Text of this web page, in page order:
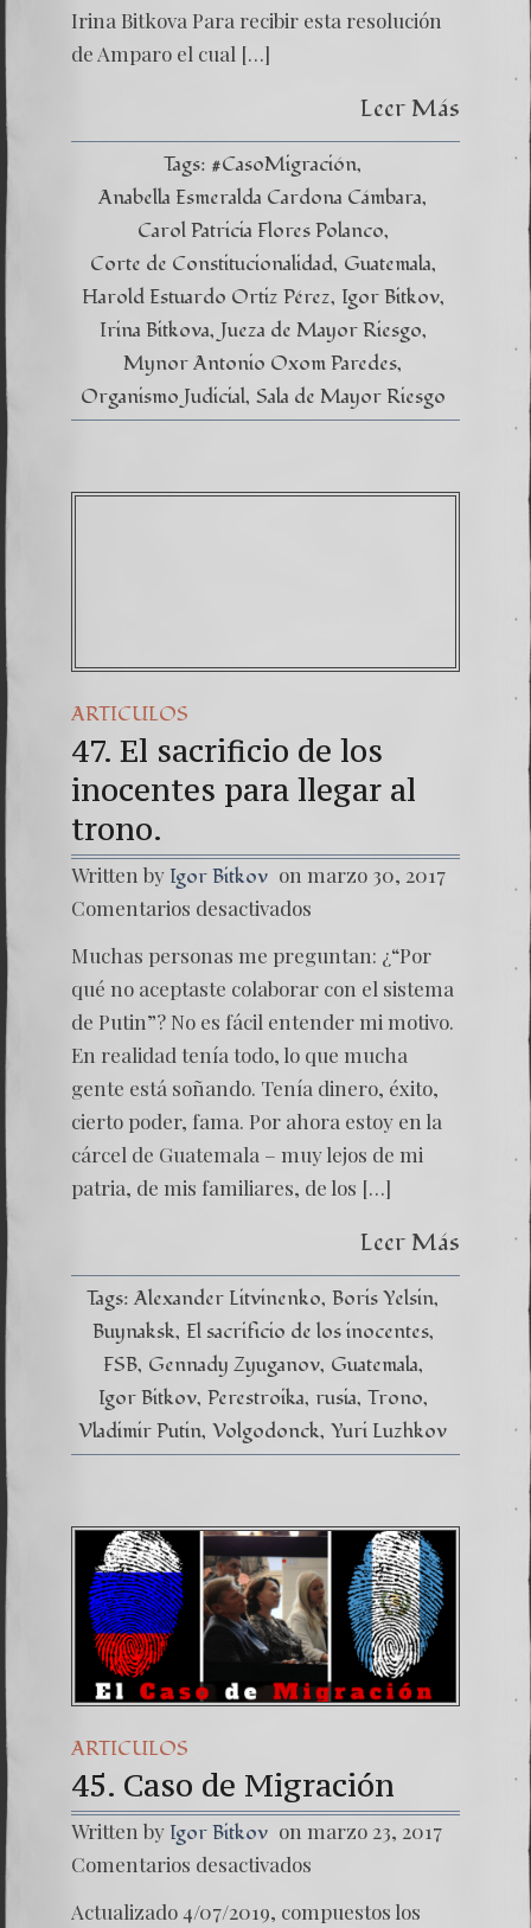
Irina Bitkova Para recibir esta resolución
de Amparo el cual […]
Leer Más
Tags: #CasoMigración
Anabella Esmeralda Cardona Cámbara
Carol Patricia Flores Polanco
Corte de Constitucionalidad Guatemala
Harold Estuardo Ortiz Pérez Igor Bitkov
Irina Bitkova Jueza de Mayor Riesgo
Mynor Antonio Oxom Paredes
Organismo Judicial Sala de Mayor Riesgo
ARTICULOS
47. El sacrificio de los
inocentes para llegar al
trono.
Written by Igor Bitkov on marzo 30, 2017
Comentarios desactivados
Muchas personas me preguntan: ¿“Por
qué no aceptaste colaborar con el sistema
de Putin”? No es fácil entender mi motivo.
En realidad tenía todo, lo que mucha
gente está soñando. Tenía dinero, éxito,
cierto poder, fama. Por ahora estoy en la
cárcel de Guatemala – muy lejos de mi
patria, de mis familiares, de los […]
Leer Más
Tags: Alexander Litvinenko Boris Yelsin
Buynaksk El sacrificio de los inocentes
FSB Gennady Zyuganov Guatemala
Igor Bitkov Perestroika rusia Trono
Vladimir Putin Volgodonck Yuri Luzhkov
ARTICULOS
45. Caso de Migración
Written by Igor Bitkov on marzo 23, 2017
Comentarios desactivados
Actualizado 4/07/2019, compuestos los